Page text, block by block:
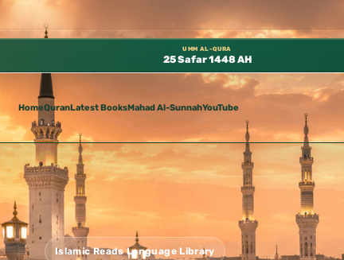
UMM AL-QURA
25 Safar 1448 AH
HomeQuranLatest BooksMahad Al-SunnahYouTube
Islamic Reads Language Library